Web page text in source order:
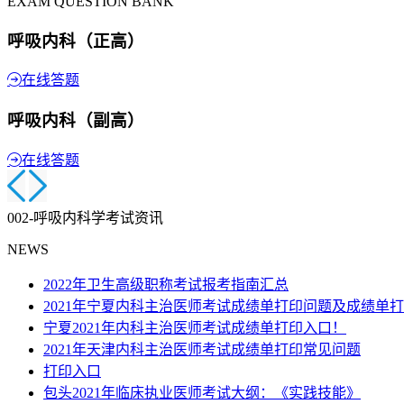
呼吸内科（正高）
在线答题
呼吸内科（副高）
在线答题
002-呼吸内科学考试资讯
NEWS
2022年卫生高级职称考试报考指南汇总
2021年宁夏内科主治医师考试成绩单打印问题及成绩单
宁夏2021年内科主治医师考试成绩单打印入口！
2021年天津内科主治医师考试成绩单打印常见问题
打印入口
包头2021年临床执业医师考试大纲：《实践技能》